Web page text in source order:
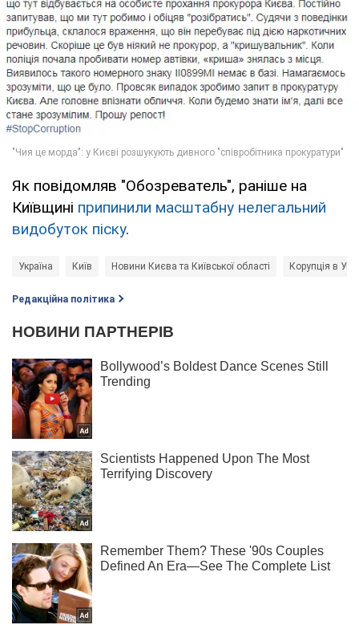
Як повідомляв "Обозреватель", раніше на
Київщині припинили масштабну нелегальний
видобуток піску.
Україна Київ Новини Києва та Київської області Корупція в
Редакційна політика